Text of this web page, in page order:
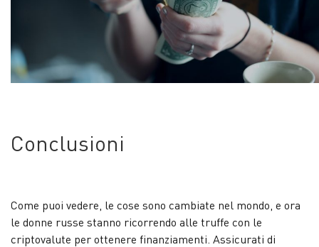
Conclusioni
Come puoi vedere, le cose sono cambiate nel mondo, e ora
le donne russe stanno ricorrendo alle truffe con le
criptovalute per ottenere finanziamenti. Assicurati di